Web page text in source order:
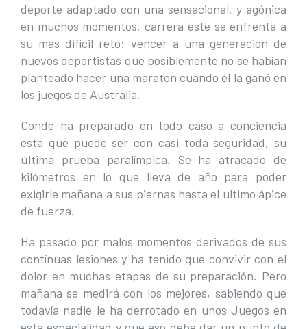
deporte adaptado con una sensacional, y agónica
en muchos momentos, carrera éste se enfrenta a
su mas difícil reto: vencer a una generación de
nuevos deportistas que posiblemente no se habían
planteado hacer una maraton cuando él la ganó en
los juegos de Australia.
Conde ha preparado en todo caso a conciencia
esta que puede ser con casi toda seguridad, su
última prueba paralímpica. Se ha atracado de
kilómetros en lo que lleva de año para poder
exigirle mañana a sus piernas hasta el ultimo ápice
de fuerza.
Ha pasado por malos momentos derivados de sus
contínuas lesiones y ha tenido que convivir con el
dolor en muchas etapas de su preparación. Pero
mañana se medirá con los mejores, sabiendo que
todavía nadie le ha derrotado en unos Juegos en